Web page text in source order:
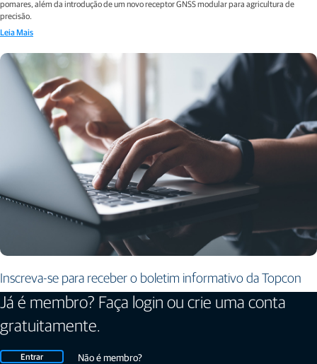
pomares, além da introdução de um novo receptor GNSS modular para agricultura de
precisão.
Leia Mais
Inscreva-se para receber o boletim informativo da Topcon
Já é membro? Faça login ou crie uma conta
gratuitamente.
Entrar
Não é membro?